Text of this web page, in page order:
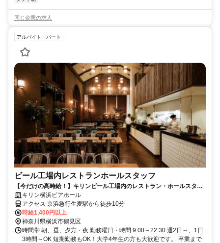
同じ企業の求人
アルバイト・パート
ビール工場内レストランホールスタッフ
【今だけの高時給！】キリンビール工場内のレストラン・ホールスタッ
フ☆週2日～1日3h～◎
キリン横浜ビアホール
アクセス 京浜急行生麦駅から徒歩10分
時給1,400円以上
神奈川県横浜市鶴見区
時間帯 朝、昼、夕方・夜 勤務曜日・時間 9:00～22:30 週2日～、1日
3時間～OK 短期勤務もOK！大学4年生の方も大歓迎です。 卒業まで